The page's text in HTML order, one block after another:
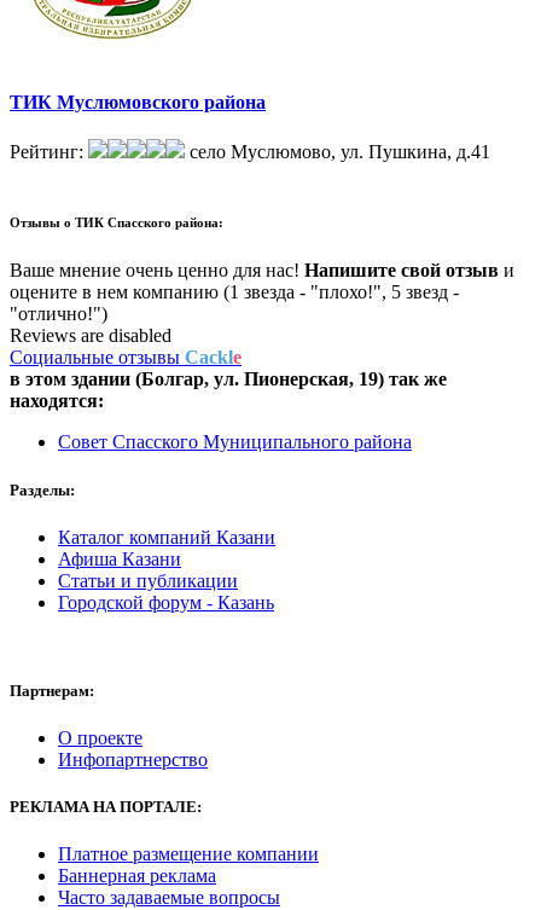
ТИК Муслюмовского района
Рейтинг: село Муслюмово, ул. Пушкина, д.41
Отзывы о ТИК Спасского района:
Ваше мнение очень ценно для нас! Напишите свой отзыв и
оцените в нем компанию (1 звезда - "плохо!", 5 звезд -
"отлично!")
Reviews are disabled
Социальные отзывы Cackle
в этом здании (Болгар, ул. Пионерская, 19) так же
находятся:
Совет Спасского Муниципального района
Разделы:
Каталог компаний Казани
Афиша Казани
Статьи и публикации
Городской форум - Казань
Партнерам:
О проекте
Инфопартнерство
РЕКЛАМАНА ПОРТАЛЕ:
Платное размещение компании
Баннерная реклама
Часто задаваемые вопросы